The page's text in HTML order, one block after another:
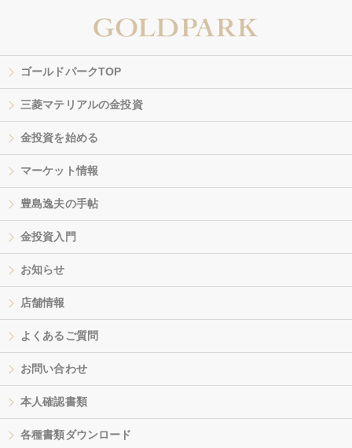
ゴールドパークTOP
三菱マテリアルの金投資
金投資を始める
マーケット情報
豊島逸夫の手帖
金投資入門
お知らせ
店舗情報
よくあるご質問
お問い合わせ
本人確認書類
各種書類ダウンロード